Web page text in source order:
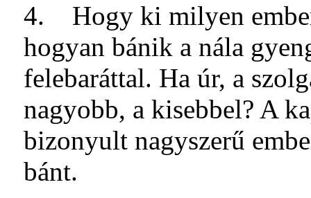
4. Hogy ki milyen
hogyan bánik a nála
felebaráttal. Ha úr, a
nagyobb, a kisebbel? A
bizonyult nagyszerű
bánt.